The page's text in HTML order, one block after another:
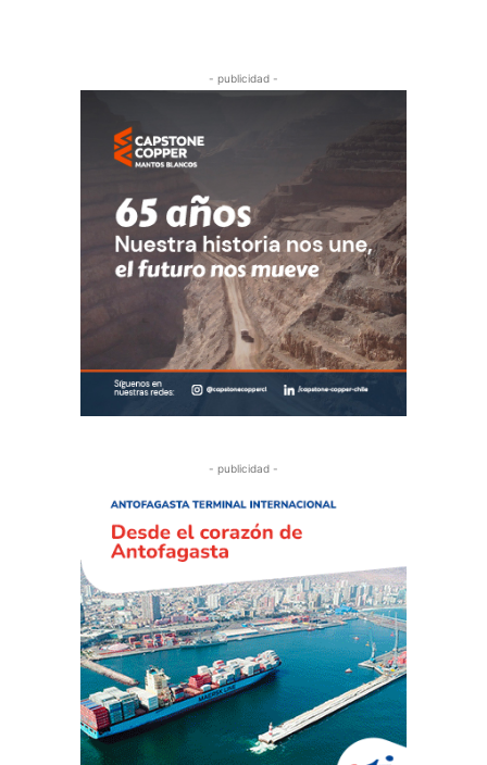
- publicidad -
- publicidad -